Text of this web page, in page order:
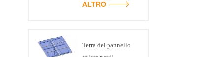
ALTRO
Terra del pannello